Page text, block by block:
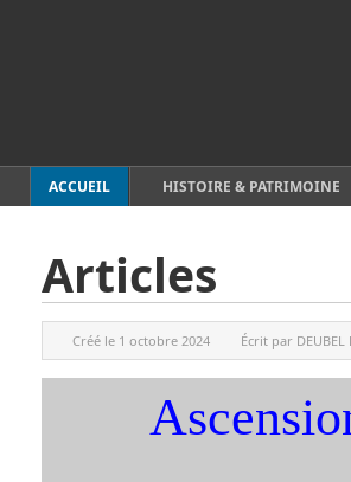
ACCUEIL HISTOIRE & PATRIMOINE
Articles
Créé le 1 octobre 2024 Écrit par DEUBEL